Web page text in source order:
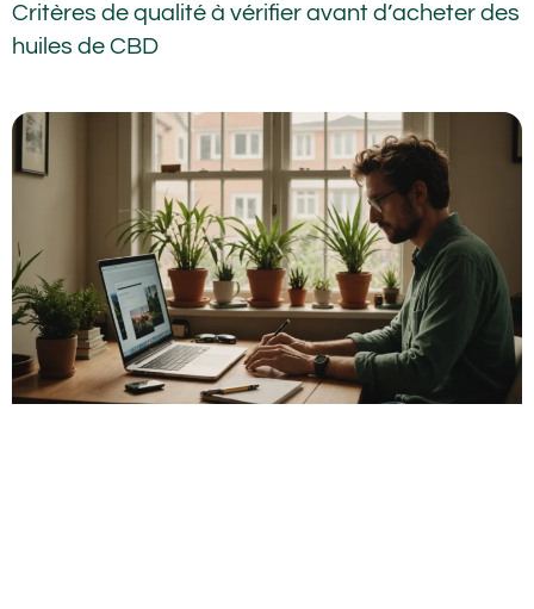
Critères de qualité à vérifier avant d’acheter des
huiles de CBD